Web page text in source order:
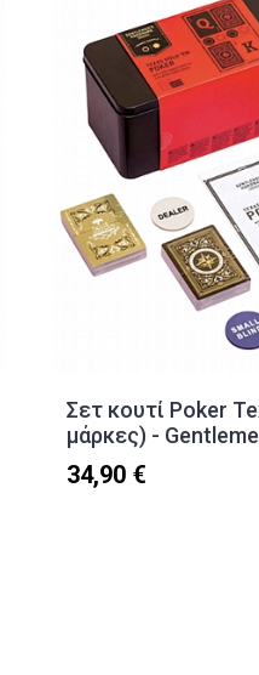
Σετ κουτί Poker
μάρκες) -
34,90 €